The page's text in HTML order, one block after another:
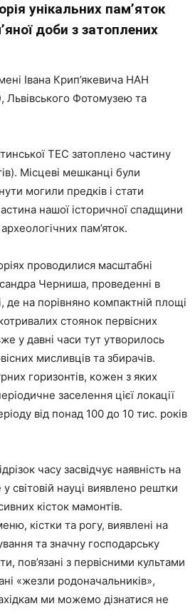
унікальних пам’яток
доби з затоплених
Івана Крип’якевича НАН
Львівського Фотомузею та
ТЕС затоплено частину
Місцеві мешканці були
могили предків і стати
нашої історичної спадщини
пам’яток.
проводилися масштабні
Черниша, проведенні в
на порівняно компактній площі
стоянок первісних
у давні часи тут утворилось
мисливців та збирачів.
горизонтів, кожен з яких
заселення цієї локації
від понад 100 до 10 тис. років
часу засвідчує наявність на
науці виявлено рештки
кісток мамонтів.
кістки та рогу, виявлені на
та значну господарську
пов’язані з первісними культами
«жезли родоначальників»,
ми можемо дізнатися не